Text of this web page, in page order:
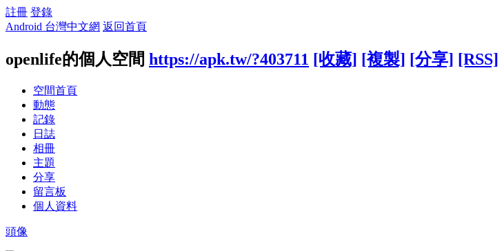
註冊 登錄
Android 台灣中文網 返回首頁
openlife的個人空間 https://apk.tw/?403711 [收藏] [複製] [分享] [RSS]
空間首頁
動態
記錄
日誌
相冊
主題
分享
留言板
個人資料
頭像